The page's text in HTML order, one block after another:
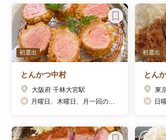
初選出
とんかつ中村
大阪府 千林大宮駅
初選出
とん
東
日